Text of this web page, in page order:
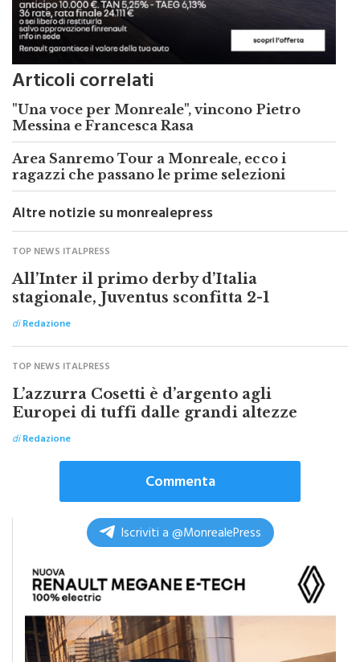
Articoli correlati
"Una voce per Monreale", vincono Pietro
Messina e Francesca Rasa
Area Sanremo Tour a Monreale, ecco i
ragazzi che passano le prime selezioni
Altre notizie su monrealepress
TOP NEWS ITALPRESS
All’Inter il primo derby d’Italia
stagionale, Juventus sconfitta 2-1
diRedazione
TOP NEWS ITALPRESS
L’azzurra Cosetti è d’argento agli
Europei di tuffi dalle grandi altezze
Redazione
Commenta